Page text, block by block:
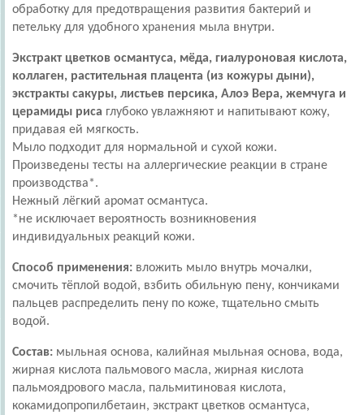
обработку для предотвращения развития бактерий и
петельку для удобного хранения мыла внутри.
Экстракт цветков османтуса, мёда, гиалуроновая кислота,
коллаген, растительная плацента (из кожуры дыни),
экстракты сакуры, листьев персика, Алоэ Вера, жемчуга и
церамиды риса глубоко увлажняют и напитывают кожу,
придавая ей мягкость.
Мыло подходит для нормальной и сухой кожи.
Произведены тесты на аллергические реакции в стране
производства*.
Нежный лёгкий аромат османтуса.
*не исключает вероятность возникновения
индивидуальных реакций кожи.
Способ применения: вложить мыло внутрь мочалки,
смочить тёплой водой, взбить обильную пену, кончиками
пальцев распределить пену по коже, тщательно смыть
водой.
Состав: мыльная основа, калийная мыльная основа, вода,
жирная кислота пальмового масла, жирная кислота
пальмоядрового масла, пальмитиновая кислота,
кокамидопропилбетаин, экстракт цветков османтуса,